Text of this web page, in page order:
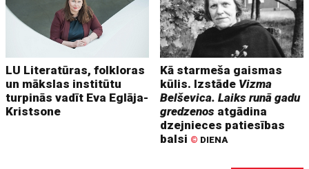
LU Literatūras, folkloras
un mākslas institūtu
turpinās vadīt Eva Eglāja-
Kristsone
Kā starmeša gaismas
kūlis. Izstāde Vizma
Belševica. Laiks runā gadu
gredzenos atgādina
dzejnieces patiesības
balsi © DIENA